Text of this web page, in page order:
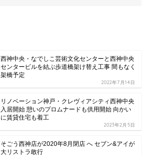
西神中央・なでしこ芸術文化センターと西神中央
センタービルを結ぶ歩道橋架け替え工事 間もなく
架橋予定
2022年7月14日
リノベーション神戸・クレヴィアシティ西神中央
入居開始 憩いのプロムナードも供用開始 向かい
に賃貸住宅も着工
2023年2月5日
そごう西神店が2020年8月閉店 へ セブン&アイが
大リストラ敢行